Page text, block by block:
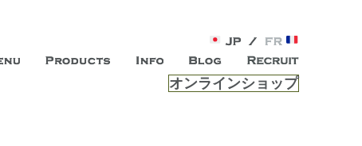
は、 内面から輝く美をトー
ープン。お客様のもつ「自らしい美しさ」を追求し、未来の
スを提供する総合エステサロンです。
オンラインショップ